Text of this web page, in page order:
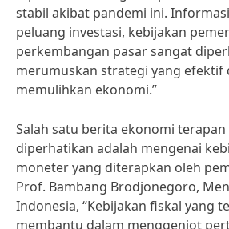
stabil akibat pandemi ini.
peluang investasi, kebijakan
perkembangan pasar sangat
merumuskan strategi yang efektif
memulihkan ekonomi.”
Salah satu berita ekonomi
diperhatikan adalah mengenai
moneter yang diterapkan oleh
Prof. Bambang Brodjonegoro,
Indonesia, “Kebijakan fiskal yang
membantu dalam menggenjot